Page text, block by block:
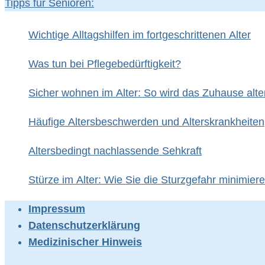
Tipps für Senioren:
Wichtige Alltagshilfen im fortgeschrittenen Alter
Was tun bei Pflegebedürftigkeit?
Sicher wohnen im Alter: So wird das Zuhause
Häufige Altersbeschwerden und Alterskrankheiten
Altersbedingt nachlassende Sehkraft
Stürze im Alter: Wie Sie die Sturzgefahr
Impressum
Datenschutzerklärung
Medizinischer Hinweis